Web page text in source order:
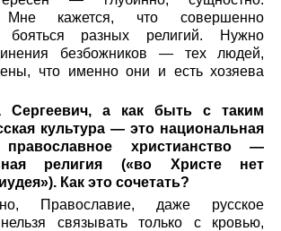
Мне кажется, что совершенно
бояться разных религий. Нужно
безбожников — тех людей,
что именно они и есть хозяева
Сергеевич, а как быть с таким
культура — это национальная
христианство —
религия («во Христе нет
Как это сочетать?
Православие, даже русское
связывать только с кровью,